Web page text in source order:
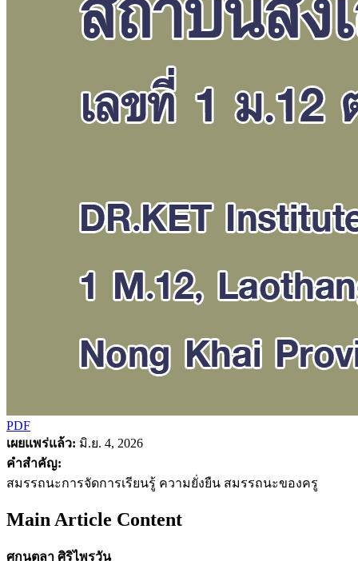
PDF
เผยแพร่แล้ว: มิ.ย. 4, 2026
คำสำคัญ:
สมรรถนะการจัดการเรียนรู้ ความยั่งยืน สมรรถนะของครู
Main Article Content
ศกุนตลา ศิริไพรวัน